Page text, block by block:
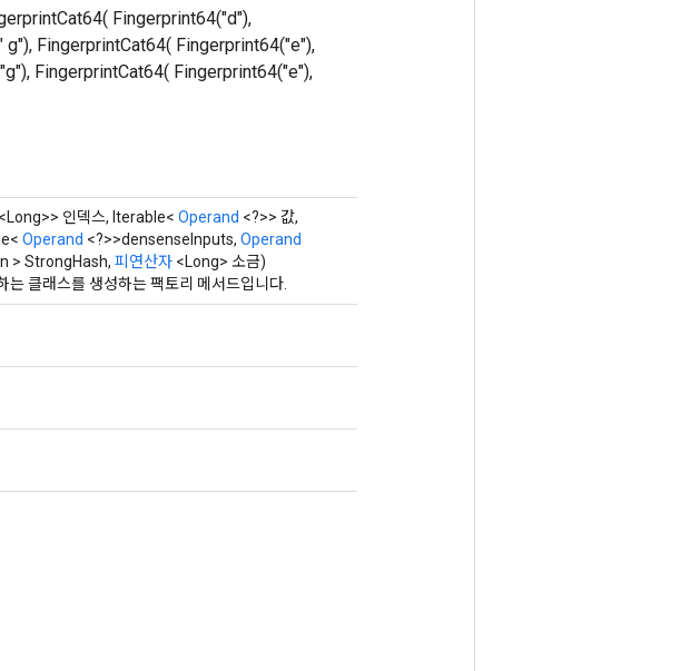
Fingerprint64("d"),
FingerprintCat64( Fingerprint64("e"),
FingerprintCat64( Fingerprint64("e"),
<Long>> 인덱스, Iterable< Operand <?>> 값,
Operand <?>>densenseInputs, Operand
> StrongHash, 피연산자 <Long> 소금)
클래스를 생성하는 팩토리 메서드입니다.